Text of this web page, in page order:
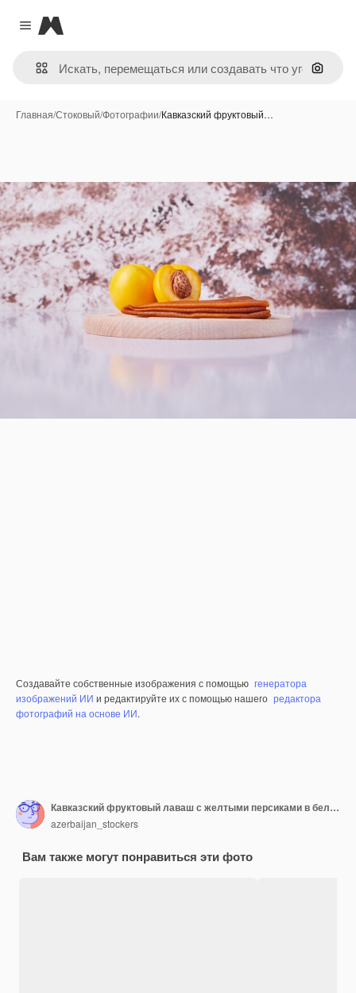
Close menu
Magnific
Поиск
Главная/Стоковый/Фотографии/Кавказский фруктовый…
Создавайте собственные изображения с помощью генератора
изображений ИИ и редактируйте их с помощью нашего редактора
фотографий на основе ИИ.
Кавказский фруктовый лаваш с желтыми персиками в белой тарелке на мраморе.
azerbaijan_stockers
Вам также могут понравиться эти фото